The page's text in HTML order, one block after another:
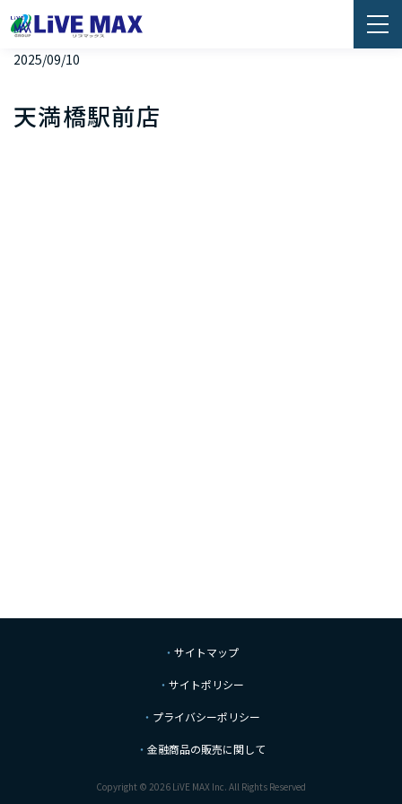
2025/09/10
天満橋駅前店
サイトマップ
サイトポリシー
プライバシーポリシー
金融商品の販売に関して
Copyright © 2026 LiVE MAX Inc. All Rights Reserved